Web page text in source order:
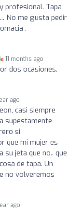
profesional. Tapa
No me gusta pedir
.
11 months ago
dos ocasiones.
ago
casi siempre
supestamente
si
que mi mujer es
su jeta que no.. que
de tapa. Un
no volveremos
ago